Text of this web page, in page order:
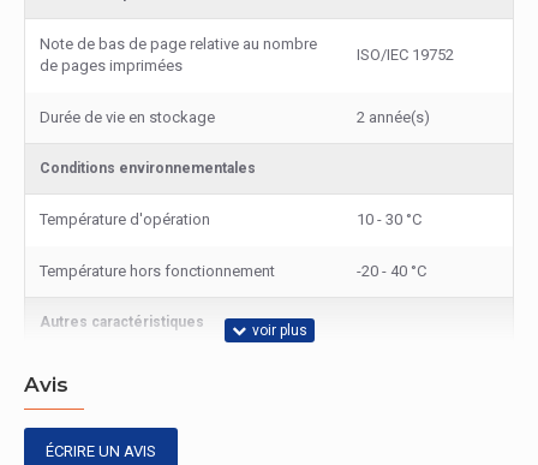
Note de bas de page relative au nombre
de pages imprimées
ISO/IEC 19752
Durée de vie en stockage 2 année(s)
Conditions environnementales
Température d'opération 10 - 30 °C
Température hors fonctionnement -20 - 40 °C
Autres caractéristiques
Nom du produit
Contenu de l'emballage
Avis
ÉCRIRE UN AVIS